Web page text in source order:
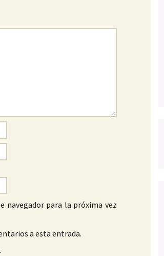
navegador para la próxima vez
a esta entrada.